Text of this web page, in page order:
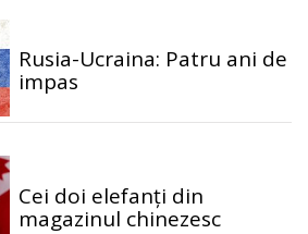
Rusia-Ucraina: Patru ani de
impas
Cei doi elefanți din
magazinul chinezesc